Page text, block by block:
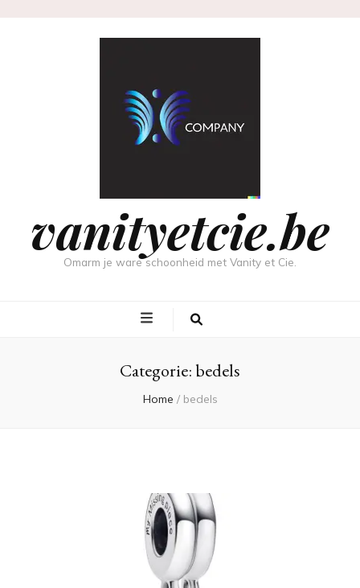
vanityetcie.be
Omarm je ware schoonheid met Vanity et Cie.
Categorie:bedels
Home / bedels